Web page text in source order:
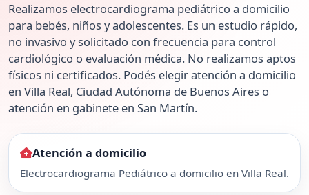
Realizamos electrocardiograma pediátrico a domicilio
para bebés, niños y adolescentes. Es un estudio rápido,
no invasivo y solicitado con frecuencia para control
cardiológico o evaluación médica. No realizamos aptos
físicos ni certificados. Podés elegir atención a domicilio
en Villa Real, Ciudad Autónoma de Buenos Aires o
atención en gabinete en San Martín.
Atención a domicilio
Electrocardiograma Pediátrico a domicilio en Villa Real.